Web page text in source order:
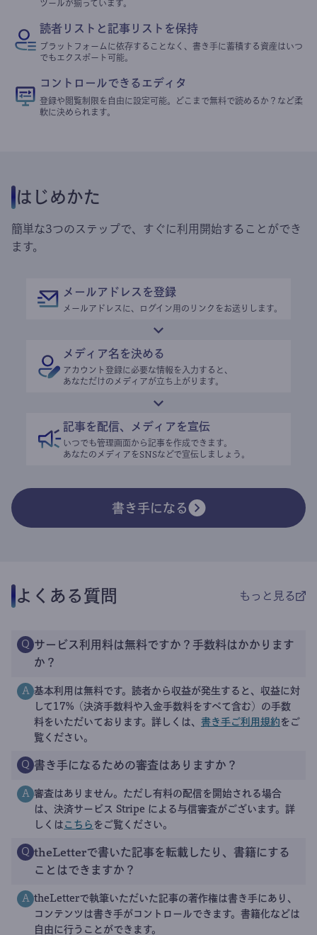
ツールが揃っています。
読者リストと記事リストを保持
プラットフォームに依存することなく、書き手に蓄積する資産はいつ
でもエクスポート可能。
コントロールできるエディタ
登録や閲覧制限を自由に設定可能。どこまで無料で読めるか？など柔
軟に決められます。
はじめかた
簡単な3つのステップで、すぐに利用開始することができ
ます。
メールアドレスを登録
メールアドレスに、ログイン用のリンクをお送りします。
メディア名を決める
アカウント登録に必要な情報を入力すると、
あなただけのメディアが立ち上がります。
記事を配信、メディアを宣伝
いつでも管理画面から記事を作成できます。
あなたのメディアをSNSなどで宣伝しましょう。
書き手になる
よくある質問 もっと見る
Q サービス利用料は無料ですか？手数料はかかります
か？
A 基本利用は無料です。読者から収益が発生すると、収益に対
して17%（決済手数料や入金手数料をすべて含む）の手数
料をいただいております。詳しくは、 書き手ご利用規約 をご
覧ください。
Q 書き手になるための審査はありますか？
A 審査はありません。ただし有料の配信を開始される場合
は、決済サービス Stripe による与信審査がございます。詳
しくは こちら をご覧ください。
Q theLetterで書いた記事を転載したり、書籍にする
ことはできますか？
A theLetterで執筆いただいた記事の著作権は書き手にあり、
コンテンツは書き手がコントロールできます。書籍化などは
自由に行うことができます。